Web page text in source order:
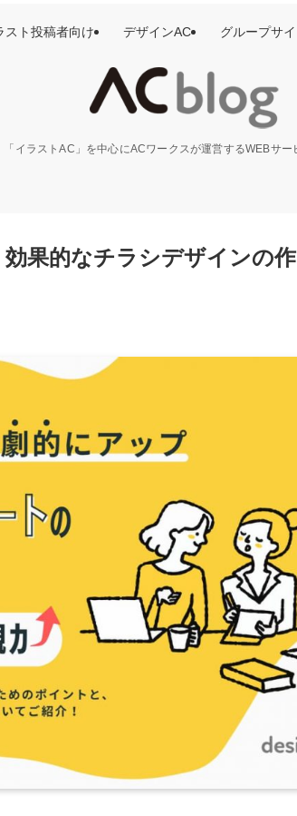
「イラストAC」を中心にACワークスが運営するWEBサー
スト投稿者向け デザインAC グループサイ
効果的なチラシデザインの